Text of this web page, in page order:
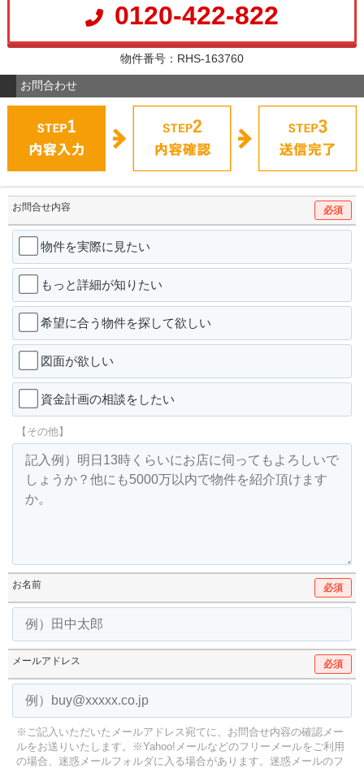
0120-422-822
物件番号：RHS-163760
お問合わせ
お問合せ内容 必須
物件を実際に見たい
もっと詳細が知りたい
希望に合う物件を探して欲しい
図面が欲しい
資金計画の相談をしたい
【その他】
お名前 必須
メールアドレス 必須
※ご記入いただいたメールアドレス宛てに、お問合せ内容の確認メー
ルをお送りいたします。
※Yahoo!メールなどのフリーメールをご利用
の場合、迷惑メールフォルダに入る場合があります。 迷惑メールのフ